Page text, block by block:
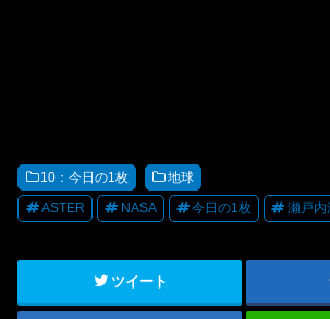
10：今日の1枚 地球
ASTER NASA 今日の1枚 瀬戸内
ツイート